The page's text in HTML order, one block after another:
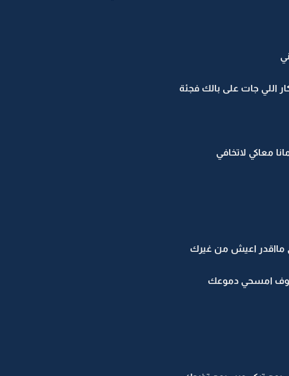
اللي جات على بالك فجئة
معاكي لاتخافي
مااقدر اعيش من غيرك
اشوف امسحي دموعك